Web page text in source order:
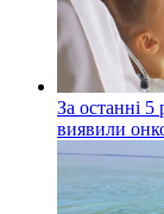
За останні
виявили